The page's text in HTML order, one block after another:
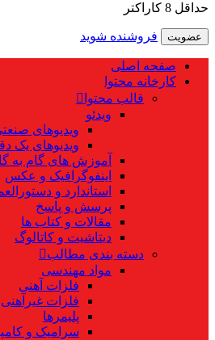
حداقل 8 کاراکتر
فروشنده شوید
صفحه اصلی
کارخانه محتوا
قالب محتوا
ویدئو
ویدیوهای
ویدیوهای یک
آموزش های گام به
اینفوگرافیک و عکس
استاندارد و
پرسش و پاسخ
مقالات و کتاب ها
دیتاشیت و کاتالوگ
دسته بندی مطالب
مواد مهندسی
فلزات آهنی
فلزات غیرآهنی
پلیمرها
سرامیک و